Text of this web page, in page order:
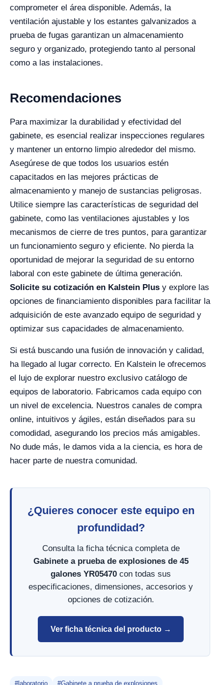
comprometer el área disponible. Además, la
ventilación ajustable y los estantes galvanizados a
prueba de fugas garantizan un almacenamiento
seguro y organizado, protegiendo tanto al personal
como a las instalaciones.
Recomendaciones
Para maximizar la durabilidad y efectividad del
gabinete, es esencial realizar inspecciones regulares
y mantener un entorno limpio alrededor del mismo.
Asegúrese de que todos los usuarios estén
capacitados en las mejores prácticas de
almacenamiento y manejo de sustancias peligrosas.
Utilice siempre las características de seguridad del
gabinete, como las ventilaciones ajustables y los
mecanismos de cierre de tres puntos, para garantizar
un funcionamiento seguro y eficiente. No pierda la
oportunidad de mejorar la seguridad de su entorno
laboral con este gabinete de última generación.
Solicite su cotización en Kalstein Plus y explore las
opciones de financiamiento disponibles para facilitar la
adquisición de este avanzado equipo de seguridad y
optimizar sus capacidades de almacenamiento.
Si está buscando una fusión de innovación y calidad,
ha llegado al lugar correcto. En Kalstein le ofrecemos
el lujo de explorar nuestro exclusivo catálogo de
equipos de laboratorio. Fabricamos cada equipo con
un nivel de excelencia. Nuestros canales de compra
online, intuitivos y ágiles, están diseñados para su
comodidad, asegurando los precios más amigables.
No dude más, le damos vida a la ciencia, es hora de
hacer parte de nuestra comunidad.
¿Quieres conocer este equipo en
profundidad?
Consulta la ficha técnica completa de
Gabinete a prueba de explosiones de 45
galones YR05470 con todas sus
especificaciones, dimensiones, accesorios y
opciones de cotización.
Ver ficha técnica del producto →
#laboratorio #Gabinete a prueba de explosiones